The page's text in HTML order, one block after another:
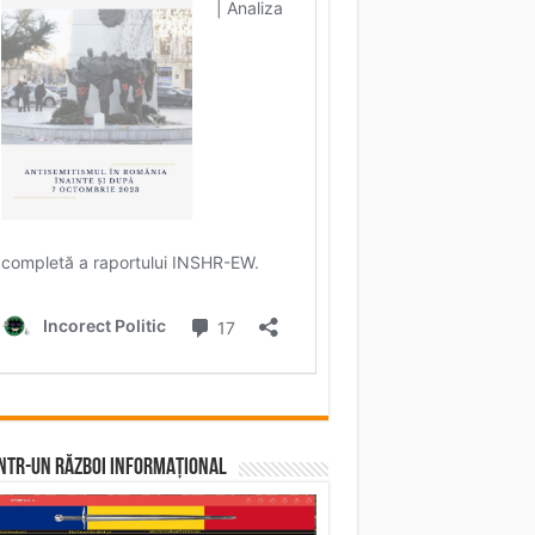
un RĂZBOI INFORMAȚIONAL